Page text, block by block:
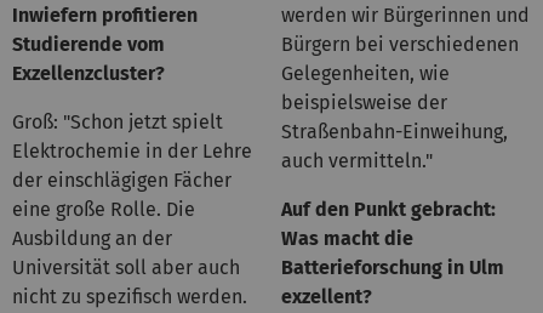
Inwiefern profitieren
Studierende vom
Exzellenzcluster?
Groß: "Schon jetzt spielt
Elektrochemie in der Lehre
der einschlägigen Fächer
eine große Rolle. Die
Ausbildung an der
Universität soll aber auch
nicht zu spezifisch werden.
werden wir Bürgerinnen und
Bürgern bei verschiedenen
Gelegenheiten, wie
beispielsweise der
Straßenbahn-Einweihung,
auch vermitteln."
Auf den Punkt gebracht:
Was macht die
Batterieforschung in Ulm
exzellent?